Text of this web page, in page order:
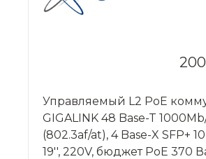
Управляемый L2 PoE
GIGALINK 48 Base-T
(802.3af/at), 4 Base-X SFP+ 10
19'', 220V, бюджет PoE 370